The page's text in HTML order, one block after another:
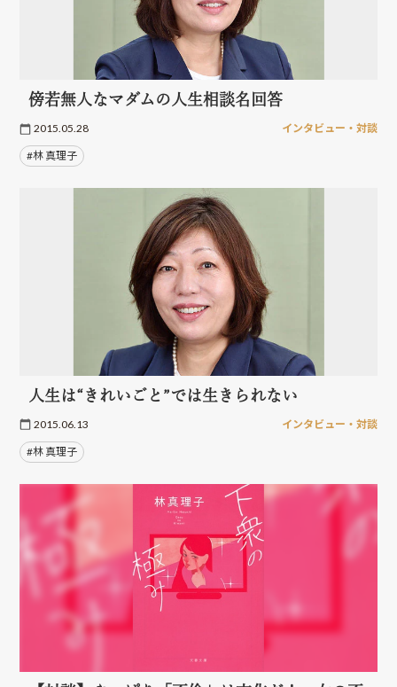
傍若無人なマダムの人生相談名回答
2015.05.28 インタビュー・対談
#林 真理子
人生は“きれいごと”では生きられない
2015.06.13 インタビュー・対談
#林 真理子